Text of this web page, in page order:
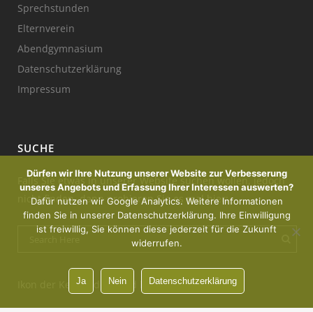
Sprechstunden
Elternverein
Abendgymnasium
Datenschutzerklärung
Impressum
SUCHE
Falls Sie etwas in unserer Website suchen wollen, jedoch
nicht finden, dann probieren Sie es mal hier:
Ikon der Kerze : designed by Freepik
Dürfen wir Ihre Nutzung unserer Website zur Verbesserung
unseres Angebots und Erfassung Ihrer Interessen auswerten?
Dafür nutzen wir Google Analytics. Weitere Informationen
finden Sie in unserer Datenschutzerklärung. Ihre Einwilligung
ist freiwillig, Sie können diese jederzeit für die Zukunft
widerrufen.
Ja Nein Datenschutzerklärung